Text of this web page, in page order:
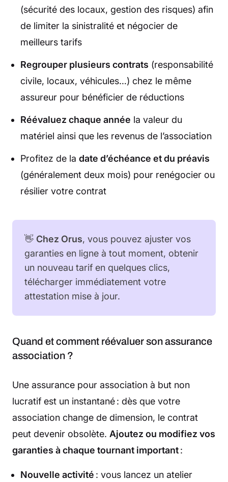
(sécurité des locaux, gestion des risques) afin
de limiter la sinistralité et négocier de
meilleurs tarifs
Regrouper plusieurs contrats (responsabilité
civile, locaux, véhicules…) chez le même
assureur pour bénéficier de réductions
Réévaluez chaque année la valeur du
matériel ainsi que les revenus de l’association
Profitez de la date d’échéance et du préavis
(généralement deux mois) pour renégocier ou
résilier votre contrat
👋 Chez Orus, vous pouvez ajuster vos
garanties en ligne à tout moment, obtenir
un nouveau tarif en quelques clics,
télécharger immédiatement votre
attestation mise à jour.
Quand et comment réévaluer son assurance
association ?
Une assurance pour association à but non
lucratif est un instantané : dès que votre
association change de dimension, le contrat
peut devenir obsolète. Ajoutez ou modifiez vos
garanties à chaque tournant important:
Nouvelle activité : vous lancez un atelier